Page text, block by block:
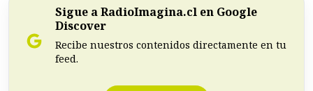
Sigue a RadioImagina.cl en Google
Discover
Recibe nuestros contenidos directamente en tu
feed.